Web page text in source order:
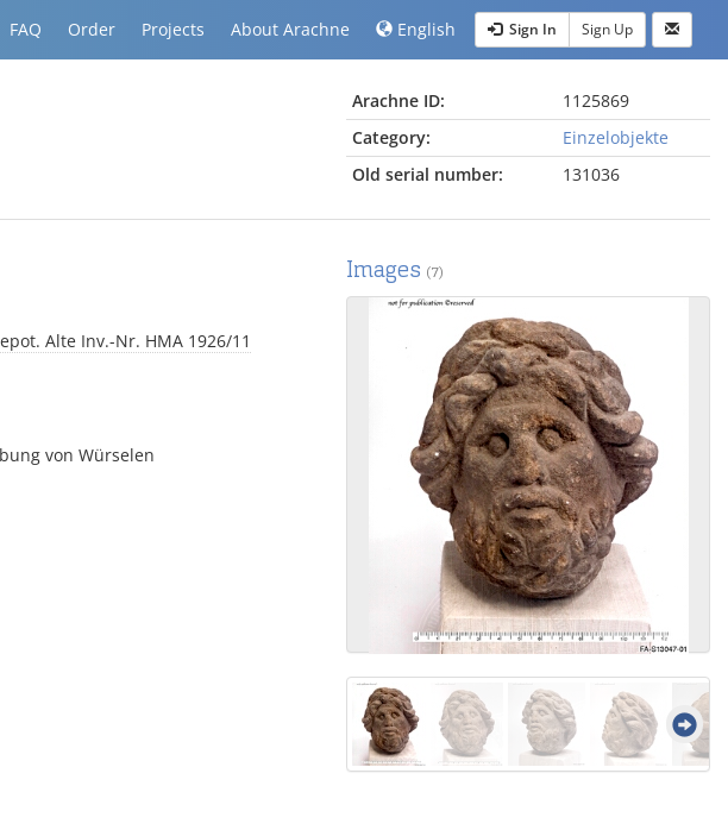
FAQ Order Projects About Arachne English Sign In Sign Up
Arachne ID:
1125869
Category:
Einzelobjekte
Old serial number:
131036
Alte Inv.-Nr. HMA 1926/11
von Würselen
Images (7)